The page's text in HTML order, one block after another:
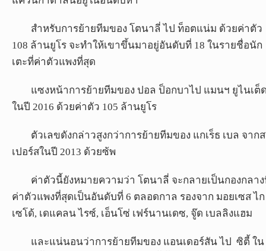
สำหรับการย้ายทีมของ โตนาลี่ ไป ท็อตแน่ม ด้วยค่าตัว
108 ล้านยูโร จะทำให้เขาขึ้นมาอยู่อันดับที่ 18 ในรายชื่อนัก
เตะที่ค่าตัวแพงที่สุด
แซงหน้าการย้ายทีมของ ปอล ป็อกบาไป แมนฯ ยูไนเต็
ในปี 2016 ด้วยค่าตัว 105 ล้านยูโร
ตัวเลขดังกล่าวสูงกว่าการย้ายทีมของ แกเร็ธ เบล จากส
เปอร์สในปี 2013 ด้วยซ้พ
ค่าตัวนี้ยังหมายความว่า โตนาลี่ จะกลายเป็นกองกลา
ค่าตัวแพงที่สุดเป็นอันดับที่ 6 ตลอดกาล รองจาก มอยเซส ไก
เซโด้, เดแคลน ไรซ์, เอ็นโซ่ เฟร์นานเดซ, จู๊ด เบลลิงแฮม
และแน่นอนว่าการย้ายทีมของ แอนเดอร์สัน ไป ซิตี้ ใน